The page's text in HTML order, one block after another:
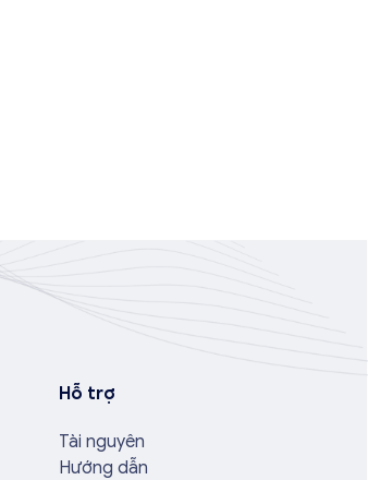
Hỗ trợ
Tài nguyên
Hướng dẫn